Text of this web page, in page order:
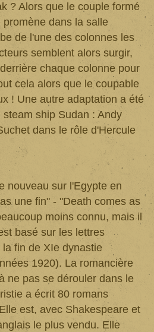
? Alors que le couple formé
dans la salle
de l'une des colonnes les
semblent alors surgir,
chaque colonne pour
cela alors que le coupable
! Une autre adaptation a été
ship Sudan : Andy
dans le rôle d'Hercule
nouveau sur l'Egypte en
une fin" - "Death comes as
moins connu, mais il
basé sur les lettres
fin de XIe dynastie
1920). La romancière
ne pas se dérouler dans le
a écrit 80 romans
est, avec Shakespeare et
le plus vendu. Elle